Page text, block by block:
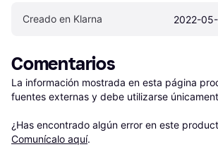
Creado en Klarna 2022-
Comentarios
La información mostrada en esta página
fuentes externas y debe utilizarse
¿Has encontrado algún error en este
Comunícalo aquí.